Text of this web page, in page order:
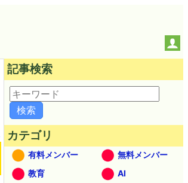
記事検索
カテゴリ
有料メンバー
無料メンバー
教育
AI